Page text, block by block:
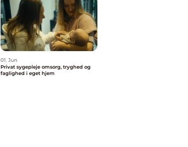
01. Jun
Privat sygepleje omsorg, tryghed og
faglighed i eget hjem